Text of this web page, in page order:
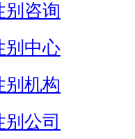
别咨询
别中心
别机构
公司